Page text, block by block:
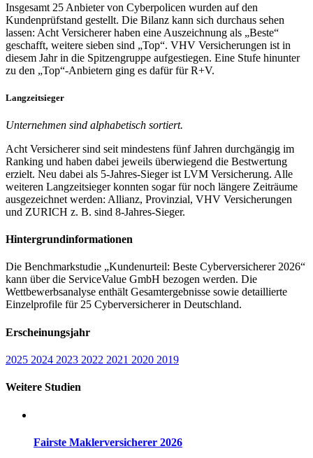
Insgesamt 25 Anbieter von Cyberpolicen wurden auf den
Kundenprüfstand gestellt. Die Bilanz kann sich durchaus sehen
lassen: Acht Versicherer haben eine Auszeichnung als „Beste“
geschafft, weitere sieben sind „Top“. VHV Versicherungen ist in
diesem Jahr in die Spitzengruppe aufgestiegen. Eine Stufe hinunter
zu den „Top“-Anbietern ging es dafür für R+V.
Langzeitsieger
Unternehmen sind alphabetisch sortiert.
Acht Versicherer sind seit mindestens fünf Jahren durchgängig im
Ranking und haben dabei jeweils überwiegend die Bestwertung
erzielt. Neu dabei als 5-Jahres-Sieger ist LVM Versicherung. Alle
weiteren Langzeitsieger konnten sogar für noch längere Zeiträume
ausgezeichnet werden: Allianz, Provinzial, VHV Versicherungen
und ZURICH z. B. sind 8-Jahres-Sieger.
Hintergrundinformationen
Die Benchmarkstudie „Kundenurteil: Beste Cyberversicherer 2026“
kann über die ServiceValue GmbH bezogen werden. Die
Wettbewerbsanalyse enthält Gesamtergebnisse sowie detaillierte
Einzelprofile für 25 Cyberversicherer in Deutschland.
Erscheinungsjahr
2025 2024 2023 2022 2021 2020 2019
Weitere Studien
Fairste Maklerversicherer 2026